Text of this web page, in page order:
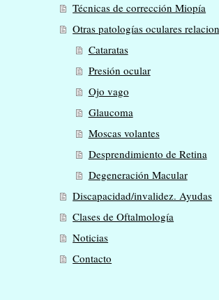
Técnicas de corrección Miopía
Otras patologías oculares
Cataratas
Presión ocular
Ojo vago
Glaucoma
Moscas volantes
Desprendimiento de Retina
Degeneración Macular
Discapacidad/invalidez. Ayudas
Clases de Oftalmología
Noticias
Contacto